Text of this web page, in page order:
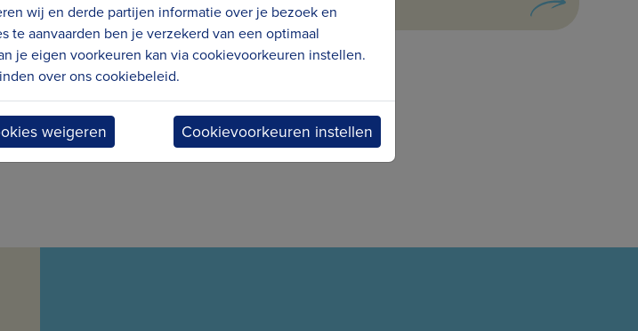
1 van 4
wij en derde partijen informatie over je bezoek en
te aanvaarden ben je verzekerd van een optimaal
je eigen voorkeuren kan via cookievoorkeuren instellen.
over ons cookiebeleid.
weigeren Cookievoorkeuren instellen